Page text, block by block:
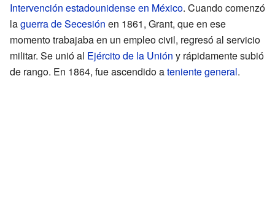
Intervención estadounidense en México. Cuando comenzó
laguerra de Secesión en 1861, Grant, que en ese
momento trabajaba en un empleo civil, regresó al servicio
militar. Se unió al Ejército de la Unión y rápidamente subió
de rango. En 1864, fue ascendido ateniente general.